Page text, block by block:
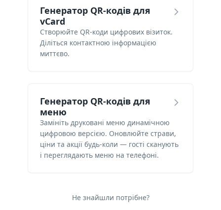
Генератор QR-кодів для
vCard
Створюйте QR-коди цифрових візиток.
Діліться контактною інформацією
миттєво.
Генератор QR-кодів для
меню
Замініть друковані меню динамічною
цифровою версією. Оновлюйте страви,
ціни та акції будь-коли — гості сканують
і переглядають меню на телефоні.
Не знайшли потрібне?